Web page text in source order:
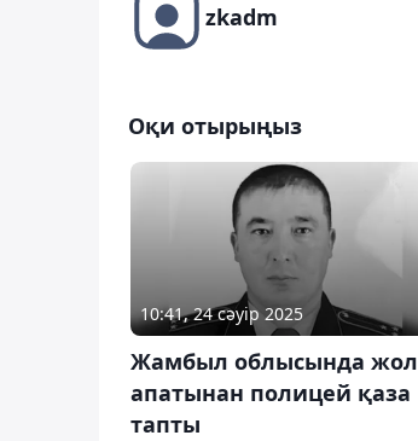
zkadm
Оқи отырыңыз
10:41, 24 сәуір 2025
Жамбыл облысында жол
апатынан полицей қаза
тапты